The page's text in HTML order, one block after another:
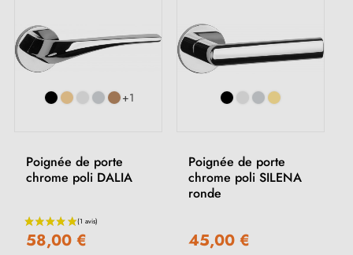
+1
Poignée de porte
chrome poli DALIA
58,00 €
Poignée de porte
chrome poli SILENA
ronde
45,00 €